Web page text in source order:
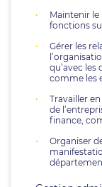
Maintenir le
fonctions
Gérer les
qu’avec
comme les
Travailler
de
finance,
Organiser